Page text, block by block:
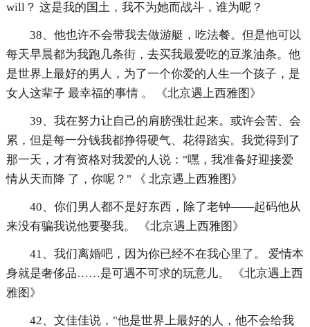
will？ 这是我的国土，我不为她而战斗，谁为呢？
38、他也许不会带我去做游艇，吃法餐。但是他可以
每天早晨都为我跑几条街，去买我最爱吃的豆浆油条。他
是世界上最好的男人，为了一个你爱的人生一个孩子，是
女人这辈子 最幸福的事情 。 《北京遇上西雅图》
39、我在努力让自己的肩膀强壮起来。或许会苦、会
累，但是每一分钱我都挣得硬气、花得踏实。我觉得到了
那一天，才有资格对我爱的人说："嘿，我准备好迎接爱
情从天而降 了，你呢？" 《 北京遇上西雅图》
40、你们男人都不是好东西，除了老钟——起码他从
来没有骗我说他要娶我。 《北京遇上西雅图》
41、我们离婚吧，因为你已经不在我心里了。 爱情本
身就是奢侈品……是可遇不可求的玩意儿。 《北京遇上西
雅图》
42、文佳佳说，"他是世界上最好的人，他不会给我